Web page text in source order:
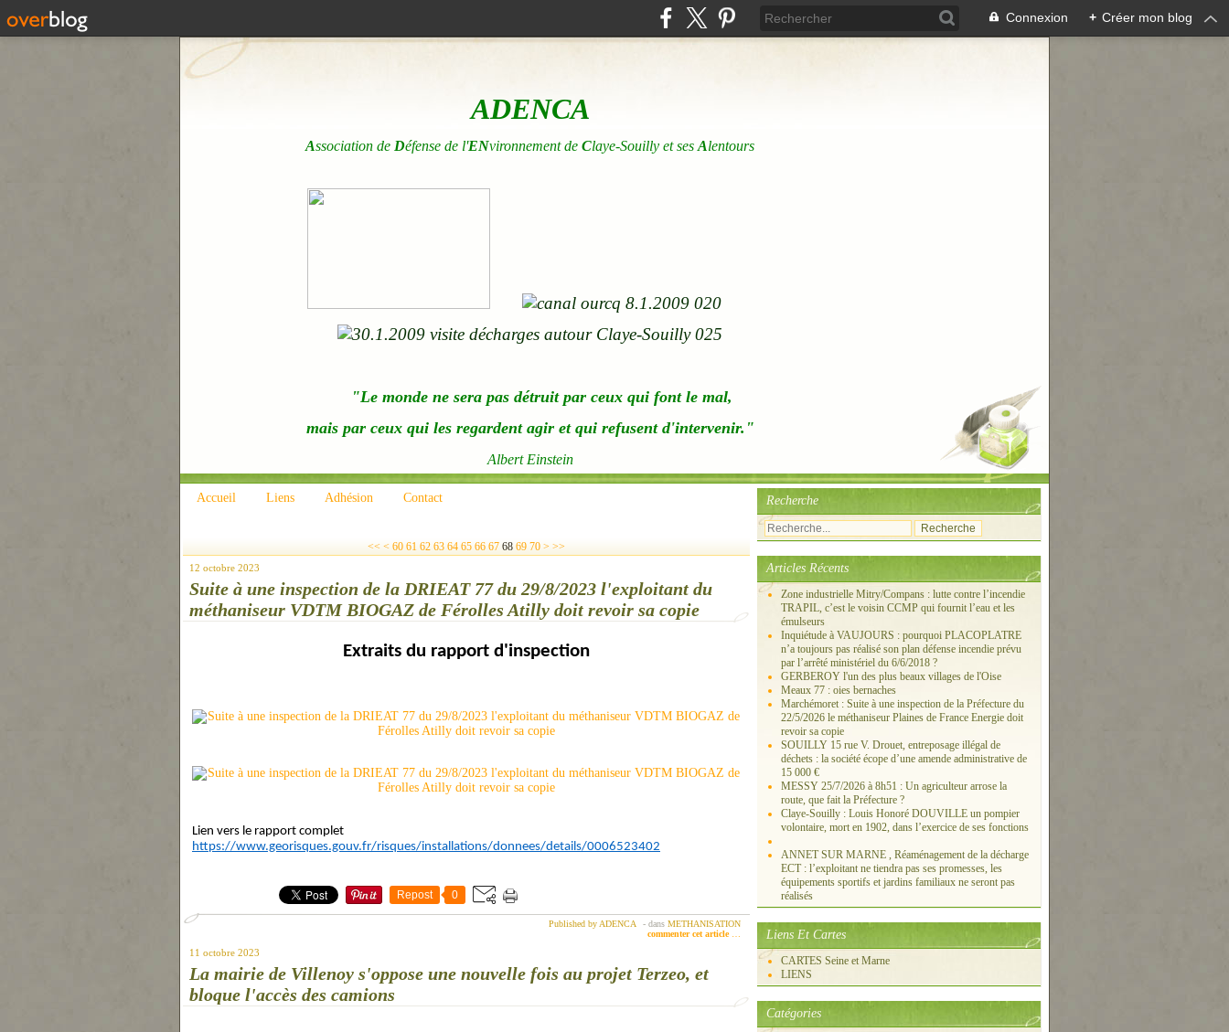
Connexion + Créer mon blog
ADENCA
Association de Défense de l'ENvironnement de Claye-Souilly et ses Alentours
"Le monde ne sera pas détruit par ceux qui font le mal,
mais par ceux qui les regardent agir et qui refusent d'intervenir."
Albert Einstein
Accueil Liens Adhésion Contact
<< < 10
20
30
40
50
60 61 62 63 64 65 66 67 68 69 70 80
90
100
200
300
400
500
> >>
12 octobre 2023
Suite à une inspection de la DRIEAT 77 du 29/8/2023 l'exploitant du
méthaniseur VDTM BIOGAZ de Férolles Atilly doit revoir sa copie
Extraits du rapport d'inspection
Lien vers le rapport complet
https://www.georisques.gouv.fr/risques/installations/donnees/details/0006523402
Repost 0
Published by ADENCA - dans METHANISATION
commenter cet article
11 octobre 2023
La mairie de Villenoy s'oppose une nouvelle fois au projet Terzeo, et
bloque l'accès des camions
Recherche
Articles Récents
Zone industrielle Mitry/Compans : lutte contre l’incendie
TRAPIL, c’est le voisin CCMP qui fournit l’eau et les
émulseurs
Inquiétude à VAUJOURS : pourquoi PLACOPLATRE
n’a toujours pas réalisé son plan défense incendie prévu
par l’arrêté ministériel du 6/6/2018 ?
GERBEROY l'un des plus beaux villages de l'Oise
Meaux 77 : oies bernaches
Marchémoret : Suite à une inspection de la Préfecture du
22/5/2026 le méthaniseur Plaines de France Energie doit
revoir sa copie
SOUILLY 15 rue V. Drouet, entreposage illégal de
déchets : la société écope d’une amende administrative de
15 000 €
MESSY 25/7/2026 à 8h51 : Un agriculteur arrose la
route, que fait la Préfecture ?
Claye-Souilly : Louis Honoré DOUVILLE un pompier
volontaire, mort en 1902, dans l’exercice de ses fonctions
ANNET SUR MARNE , Réaménagement de la décharge
ECT : l’exploitant ne tiendra pas ses promesses, les
équipements sportifs et jardins familiaux ne seront pas
réalisés
Liens Et Cartes
CARTES Seine et Marne
LIENS
Catégories